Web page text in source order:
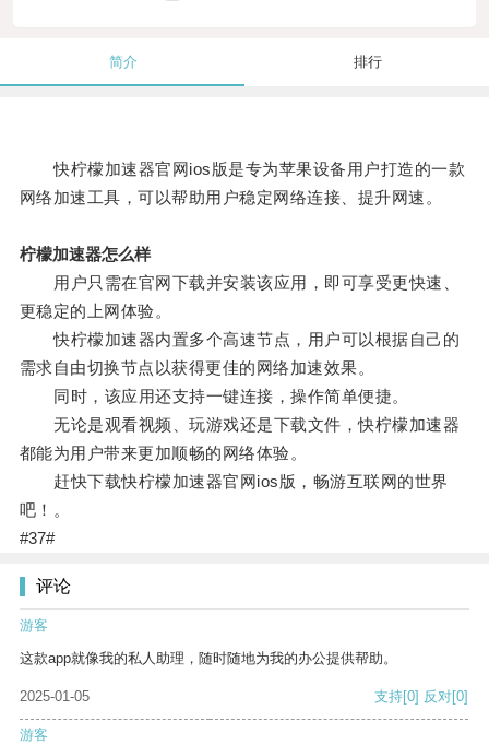
简介 排行
快柠檬加速器官网ios版是专为苹果设备用户打造的一款
网络加速工具，可以帮助用户稳定网络连接、提升网速。
柠檬加速器怎么样
用户只需在官网下载并安装该应用，即可享受更快速、
更稳定的上网体验。
快柠檬加速器内置多个高速节点，用户可以根据自己的
需求自由切换节点以获得更佳的网络加速效果。
同时，该应用还支持一键连接，操作简单便捷。
无论是观看视频、玩游戏还是下载文件，快柠檬加速器
都能为用户带来更加顺畅的网络体验。
赶快下载快柠檬加速器官网ios版，畅游互联网的世界
吧！。
#37#
评论
游客
这款app就像我的私人助理，随时随地为我的办公提供帮助。
2025-01-05 支持[0] 反对[0]
游客